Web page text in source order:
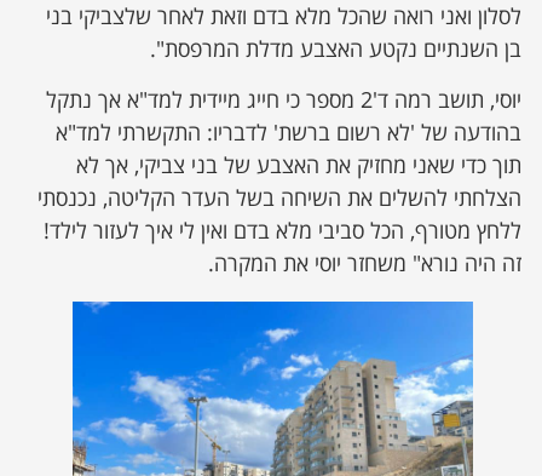
לסלון ואני רואה שהכל מלא בדם וזאת לאחר שלצביקי בני
בן השנתיים נקטע האצבע מדלת המרפסת".
יוסי, תושב רמה ד'2 מספר כי חייג מיידית למד"א אך נתקל
בהודעה של 'לא רשום ברשת' לדבריו: התקשרתי למד"א
תוך כדי שאני מחזיק את האצבע של בני צביקי, אך לא
הצלחתי להשלים את השיחה בשל העדר הקליטה, נכנסתי
ללחץ מטורף, הכל סביבי מלא בדם ואין לי איך לעזור לילד!
זה היה נורא" משחזר יוסי את המקרה.